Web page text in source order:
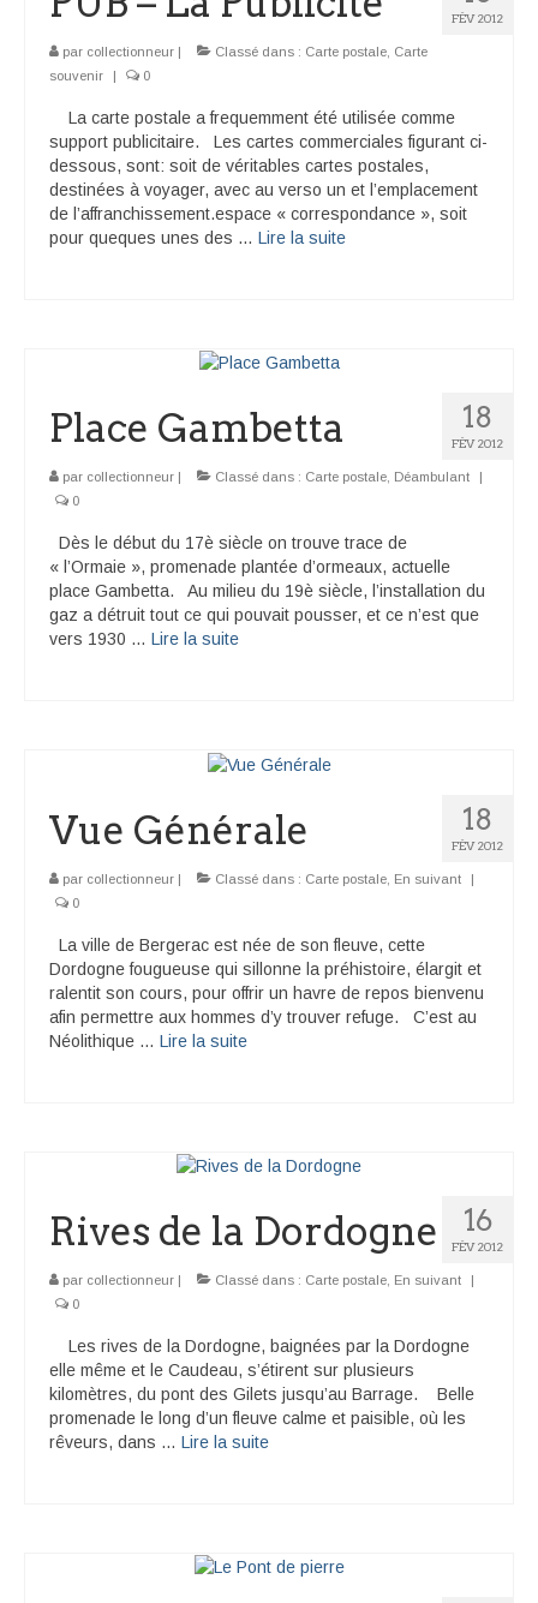
FÉV 2012
par collectionneur | Classé dans : Carte postale Carte
souvenir
| 0
La carte postale a frequemment été utilisée comme
support publicitaire. Les cartes commerciales figurant ci-
dessous, sont: soit de véritables cartes postales,
destinées à voyager, avec au verso un et l’emplacement
de l’affranchissement.espace « correspondance », soit
pour queques unes des … Lire la suite­­
18
FÉV 2012
Place Gambetta
par collectionneur Classé dans : Carte postale, Déambulant
0
Dès le début du 17è siècle on trouve trace de
« l’Ormaie », promenade plantée d’ormeaux, actuelle
place Gambetta. Au milieu du 19è siècle, l’installation du
gaz a détruit tout ce qui pouvait pousser, et ce n’est que
vers 1930 … Lire la suite­­
18
FÉV 2012
Vue Générale
par collectionneur | Classé dans : Carte postale En suivant
|
0
La ville de Bergerac est née de son fleuve, cette
Dordogne fougueuse qui sillonne la préhistoire, élargit et
ralentit son cours, pour offrir un havre de repos bienvenu
afin permettre aux hommes d’y trouver refuge. C’est au
Néolithique … Lire la suite­­
16
FÉV 2012
Rives de la Dordogne
par collectionneur | Classé dans : Carte postale En suivant
|
0
Les rives de la Dordogne, baignées par la Dordogne
elle même et le Caudeau, s’étirent sur plusieurs
kilomètres, du pont des Gilets jusqu’au Barrage. Belle
promenade le long d’un fleuve calme et paisible, où les
rêveurs, dans … Lire la suite­­